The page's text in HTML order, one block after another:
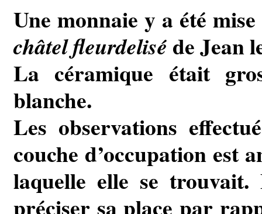
Une monnaie y a été
châtel fleurdelisé de Jean
La céramique était
blanche.
Les observations
couche d’occupation est
laquelle elle se
préciser sa place par